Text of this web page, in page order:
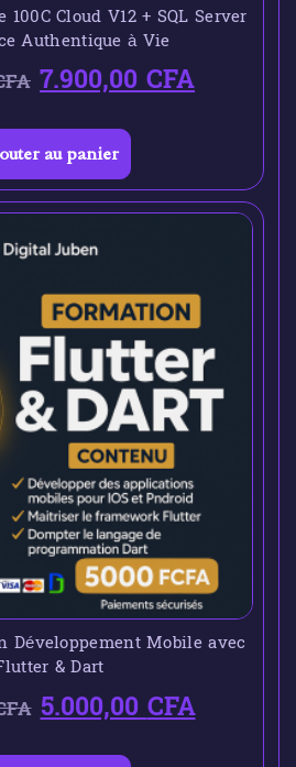
100C Cloud V12 + SQL Server
Authentique à Vie
7.900,00CFA
au panier
Développement Mobile avec
& Dart
5.000,00CFA